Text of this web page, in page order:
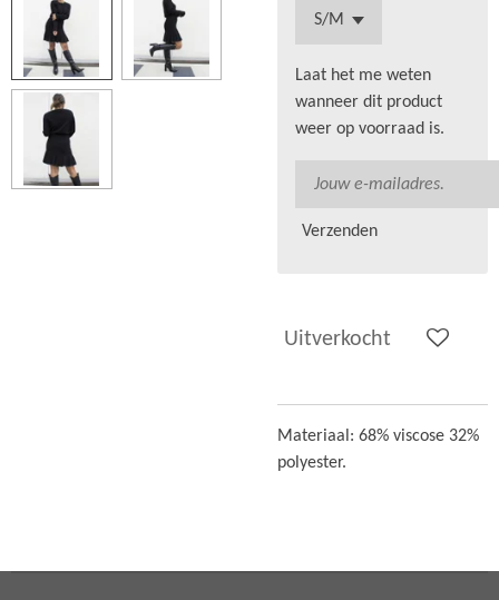
Laat het me weten
wanneer dit product
weer op voorraad is.
Verzenden
Uitverkocht
Materiaal: 68% viscose 32%
polyester.